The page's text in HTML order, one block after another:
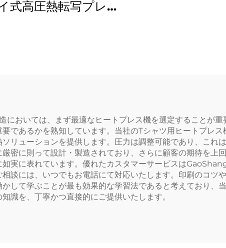
式高圧熱転写プレス
においては、まず最適なヒートプレス機を選定することが
であるかを熟知しています。当社のTシャツ用ヒートプレ
リューションを提供します。圧力は調整可能であり、これ
密に則って設計・製造されており、さらに顧客の期待を上
実に表れています。優れたカスタマーサービスは
談には、いつでもお電話にて対応いたします。印刷のコツ
して学ぶことが最も効果的な学習法であると考えており、
識を、丁寧かつ直接的にご提供いたします。